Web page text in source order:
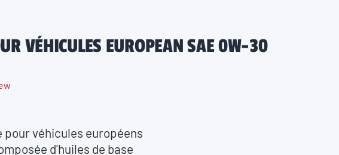
VÉHICULES EUROPEAN SAE 0W-30
véhicules européens
d'huiles de base